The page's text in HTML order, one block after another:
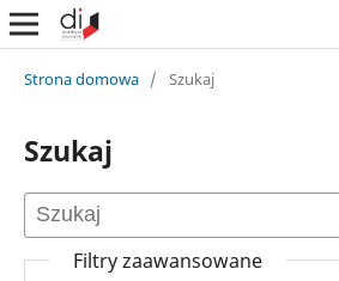
Strona domowa / Szukaj
Szukaj
Filtry zaawansowane